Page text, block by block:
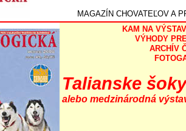
MAGAZÍN CHOVATEĽOV A
KAM NA
VÝHODY
ARCHÍV
Talianske šoky
alebo medzinárodná